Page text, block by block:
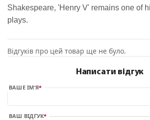
Shakespeare, 'Henry V' remains one of
plays.
Відгуків про цей товар ще не було.
Написати відгук
ВАШЕ ІМ’Я
ВАШ ВІДГУК